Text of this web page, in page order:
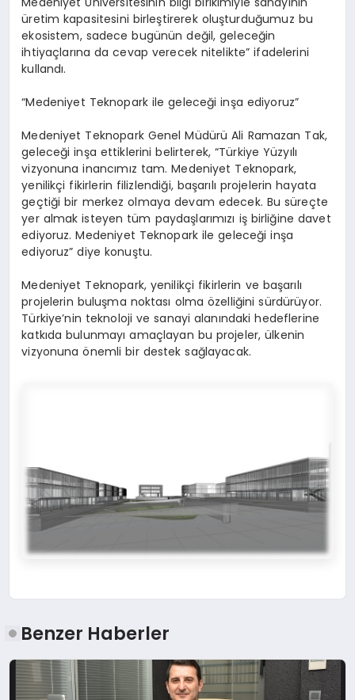
üretim kapasitesini birleştirerek oluşturduğumuz bu
ekosistem, sadece bugünün değil, geleceğin
ihtiyaçlarına da cevap verecek nitelikte” ifadelerini
kullandı.
“Medeniyet Teknopark ile geleceği inşa ediyoruz”
Medeniyet Teknopark Genel Müdürü Ali Ramazan Tak,
geleceği inşa ettiklerini belirterek, “Türkiye Yüzyılı
vizyonuna inancımız tam. Medeniyet Teknopark,
yenilikçi fikirlerin filizlendiği, başarılı projelerin hayata
geçtiği bir merkez olmaya devam edecek. Bu süreçte
yer almak isteyen tüm paydaşlarımızı iş birliğine davet
ediyoruz. Medeniyet Teknopark ile geleceği inşa
ediyoruz” diye konuştu.
Medeniyet Teknopark, yenilikçi fikirlerin ve başarılı
projelerin buluşma noktası olma özelliğini sürdürüyor.
Türkiye’nin teknoloji ve sanayi alanındaki hedeflerine
katkıda bulunmayı amaçlayan bu projeler, ülkenin
vizyonuna önemli bir destek sağlayacak.
Benzer Haberler